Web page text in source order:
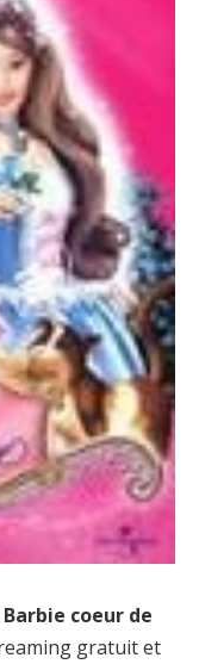
Barbie coeur de
gratuit et